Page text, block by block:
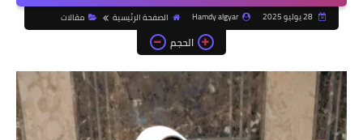
28 يوليو 2025 Hamdy algyar الصفحة الرئيسية مقالات
الحجم